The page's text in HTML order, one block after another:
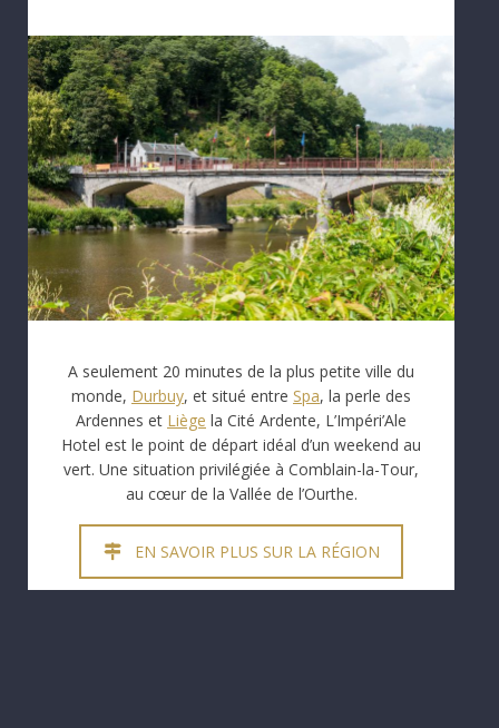
A seulement 20 minutes de la plus petite ville du
monde, Durbuy, et situé entre Spa, la perle des
Ardennes et Liège la Cité Ardente, L’Impéri’Ale
Hotel est le point de départ idéal d’un weekend au
vert. Une situation privilégiée à Comblain-la-Tour,
au cœur de la Vallée de l’Ourthe.
EN SAVOIR PLUS SUR LA RÉGION